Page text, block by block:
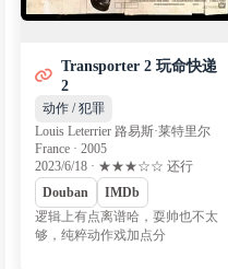
Transporter 2 玩命快递
2
动作 / 犯罪
Louis Leterrier 路易斯·莱特里尔
France · 2005
2023/6/18 · ★★★☆☆ 还行
Douban
IMDb
逻辑上有点离谱哈，耍帅也不太
够，纯粹动作戏加点分